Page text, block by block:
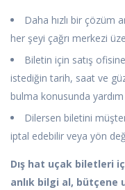
Daha hızlı bir çözüm
her şeyi çağrı merkezi
Biletin için satış
istediğin tarih, saat ve
bulma konusunda
Dilersen biletini
iptal edebilir veya yön
Dış hat uçak biletleri
anlık bilgi al, bütçene